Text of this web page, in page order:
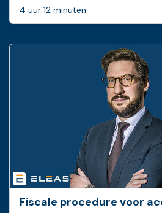
4 uur 12 minuten
Fiscale procedure voor